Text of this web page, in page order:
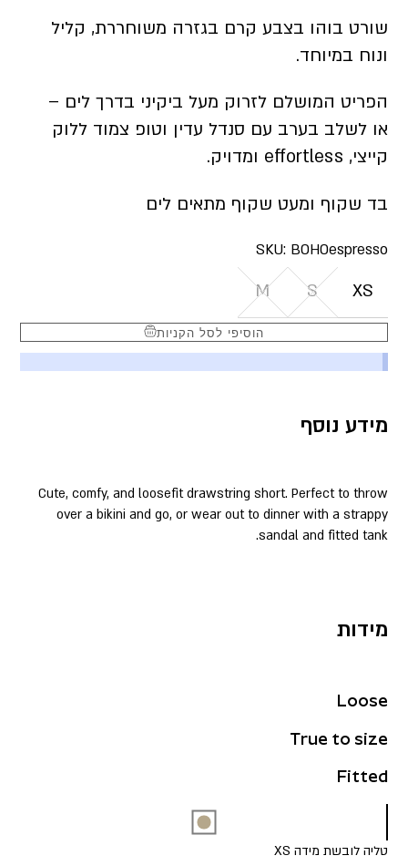
שורט בוהו בצבע קרם בגזרה משוחררת, קליל
ונוח במיוחד.
הפריט המושלם לזרוק מעל ביקיני בדרך לים –
או לשלב בערב עם סנדל עדין וטופ צמוד ללוק
קייצי, effortless ומדויק.
בד שקוף ומעט שקוף מתאים לים
SKU: BOHOespresso
XS
S
M
הוסיפי לסל הקניות
מידע נוסף
Cute, comfy, and loosefit drawstring short. Perfect to throw
over a bikini and go, or wear out to dinner with a strappy
sandal and fitted tank.
מידות
Loose
True to size
Fitted
טליה לובשת מידה XS